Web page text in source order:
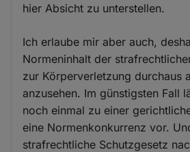
hier Absicht zu unterstellen.
Ich erlaube mir aber auch,
Normeninhalt der
zur Körperverletzung durchaus
anzusehen. Im günstigsten Fall
noch einmal zu einer
eine Normenkonkurrenz vor.
strafrechtliche Schutzgesetz